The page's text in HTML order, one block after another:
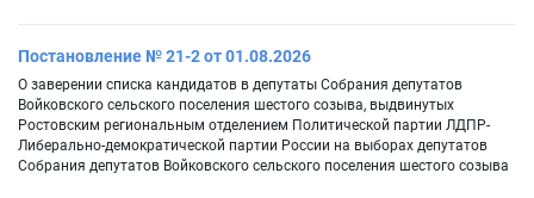
Постановление № 21-2 от 01.08.2026
О заверении списка кандидатов в депутаты Собрания депутатов
Войковского сельского поселения шестого созыва, выдвинутых
Ростовским региональным отделением Политической партии ЛДПР-
Либерально-демократической партии России на выборах депутатов
Собрания депутатов Войковского сельского поселения шестого созыва